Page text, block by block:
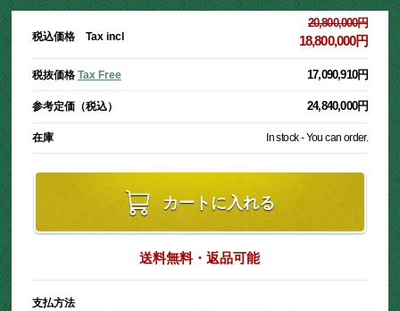
税込価格 Tax incl
20,800,000円
18,800,000円
税抜価格 Tax Free 17,090,910円
参考定価（税込） 24,840,000円
在庫 In stock - You can order.
カートに入れる
送料無料・返品可能
支払方法